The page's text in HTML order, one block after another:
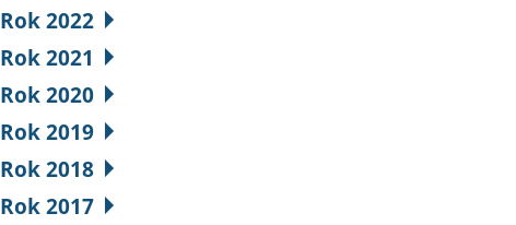
Rok 2022
Rok 2021
Rok 2020
Rok 2019
Rok 2018
Rok 2017